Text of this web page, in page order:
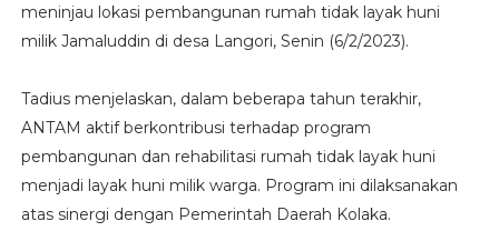
meninjau lokasi pembangunan rumah tidak layak huni
milik Jamaluddin di desa Langori, Senin (6/2/2023).
Tadius menjelaskan, dalam beberapa tahun terakhir,
ANTAM aktif berkontribusi terhadap program
pembangunan dan rehabilitasi rumah tidak layak huni
menjadi layak huni milik warga. Program ini dilaksanakan
atas sinergi dengan Pemerintah Daerah Kolaka.